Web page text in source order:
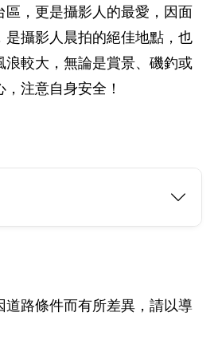
區，更是攝影人的最愛，因面
是攝影人晨拍的絕佳地點，也
浪較大，無論是賞景、磯釣或
注意自身安全！
道路條件而有所差異，請以導